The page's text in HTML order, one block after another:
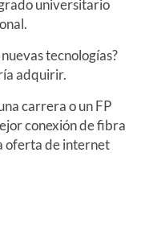
universitario
tecnologías?
adquirir.
carrera o un FP
conexión de fibra
oferta de internet